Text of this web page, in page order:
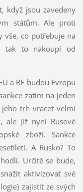
když jsou zavedeny
státům. Ale proti
vše, co potřebuje na
tak to nakoupí od
a RF budou Evropu
zatím na jeden
trh vracet velmi
ale již nyní Rusové
zboží. Sankce
A Rusko? To
Určitě se bude,
aktivizovat své
zajistit ze svých